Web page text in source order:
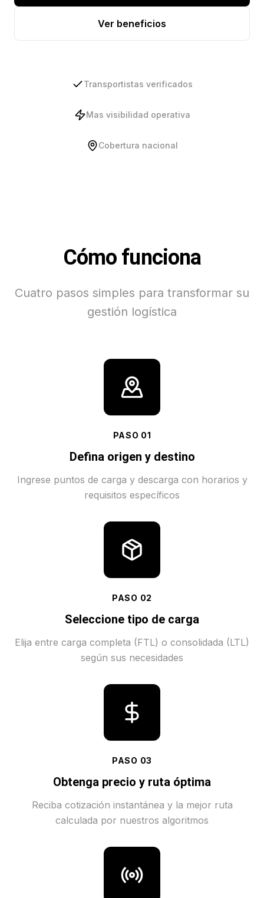
Ver beneficios
Transportistas verificados
Mas visibilidad operativa
Cobertura nacional
Cómo funciona
Cuatro pasos simples para transformar su
gestión logística
PASO 01
Defina origen y destino
Ingrese puntos de carga y descarga con horarios y
requisitos específicos
PASO 02
Seleccione tipo de carga
Elija entre carga completa (FTL) o consolidada (LTL)
según sus necesidades
PASO 03
Obtenga precio y ruta óptima
Reciba cotización instantánea y la mejor ruta
calculada por nuestros algoritmos